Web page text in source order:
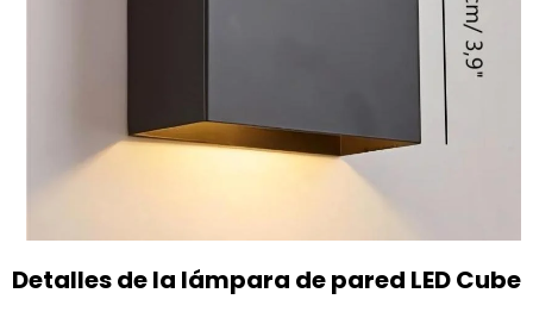
Detalles de la lámpara de pared LED Cube